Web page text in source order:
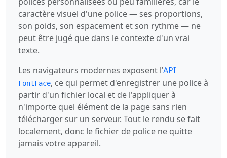
caractère visuel d'une police — ses proportions,
son poids, son espacement et son rythme — ne
peut être jugé que dans le contexte d'un vrai
texte.
Les navigateurs modernes exposent l'API
FontFace, ce qui permet d'enregistrer une police à
partir d'un fichier local et de l'appliquer à
n'importe quel élément de la page sans rien
télécharger sur un serveur. Tout le rendu se fait
localement, donc le fichier de police ne quitte
jamais votre appareil.